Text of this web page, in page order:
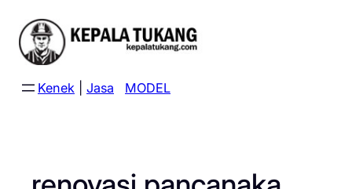
content
Kenek Jasa MODEL